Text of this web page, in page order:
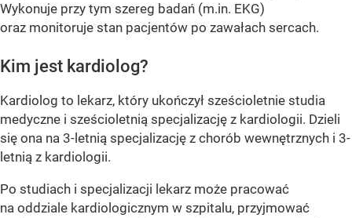
Wykonuje przy tym szereg badań (m.in. EKG)
oraz monitoruje stan pacjentów po zawałach sercach.
Kim jest kardiolog?
Kardiolog to lekarz, który ukończył sześcioletnie studia
medyczne i sześcioletnią specjalizację z kardiologii. Dzieli
się ona na 3-letnią specjalizację z chorób wewnętrznych i 3-
letnią z kardiologii.
Po studiach i specjalizacji lekarz może pracować
na oddziale kardiologicznym w szpitalu, przyjmować